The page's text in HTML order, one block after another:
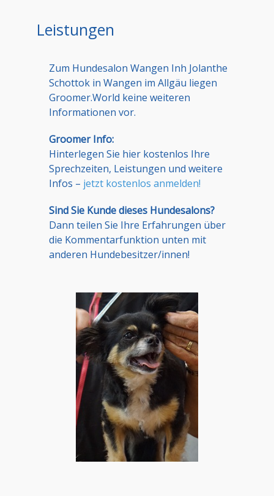
Leistungen
Zum Hundesalon Wangen Inh Jolanthe
Schottok in Wangen im Allgäu liegen
Groomer.World keine weiteren
Informationen vor.
Groomer Info:
Hinterlegen Sie hier kostenlos Ihre
Sprechzeiten, Leistungen und weitere
Infos – jetzt kostenlos anmelden!
Sind Sie Kunde dieses Hundesalons?
Dann teilen Sie Ihre Erfahrungen über
die Kommentarfunktion unten mit
anderen Hundebesitzer/innen!